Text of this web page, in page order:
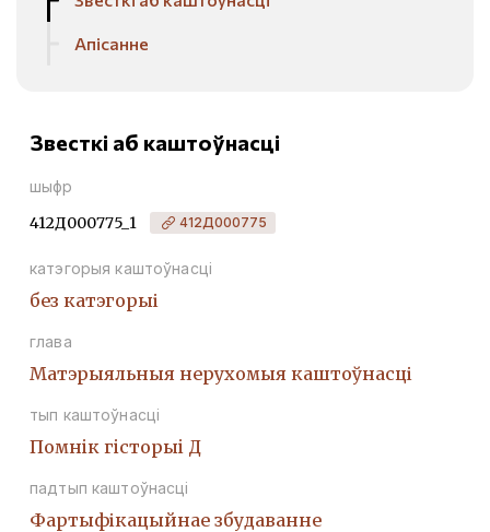
Апісанне
Звесткі аб каштоўнасці
шыфр
412Д000775_1 412Д000775
катэгорыя каштоўнасці
без катэгорыі
глава
Матэрыяльныя нерухомыя каштоўнасці
тып каштоўнасці
Помнiк гiсторыi Д
падтып каштоўнасці
Фартыфікацыйнае збудаванне